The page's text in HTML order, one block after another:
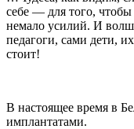
себе — для того,
немало усилий. И
педагоги, сами дети,
стоит!
В настоящее время в
имплантатами.